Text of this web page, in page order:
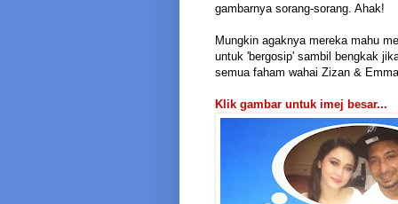
gambarnya sorang-sorang. Ahak!
Mungkin agaknya mereka mahu
untuk 'bergosip' sambil bengkak
semua faham wahai Zizan &
Klik gambar untuk imej besar...